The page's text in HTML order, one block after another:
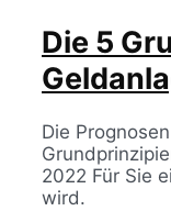
Die 5
Die
2022 Für Sie
wird.